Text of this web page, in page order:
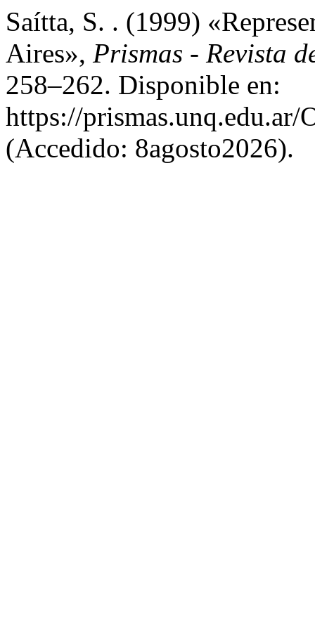
Saítta, S. . (1999)
Aires», Prismas - Revista
258–262. Disponible en:
https://
(Accedido: 8agosto2026).